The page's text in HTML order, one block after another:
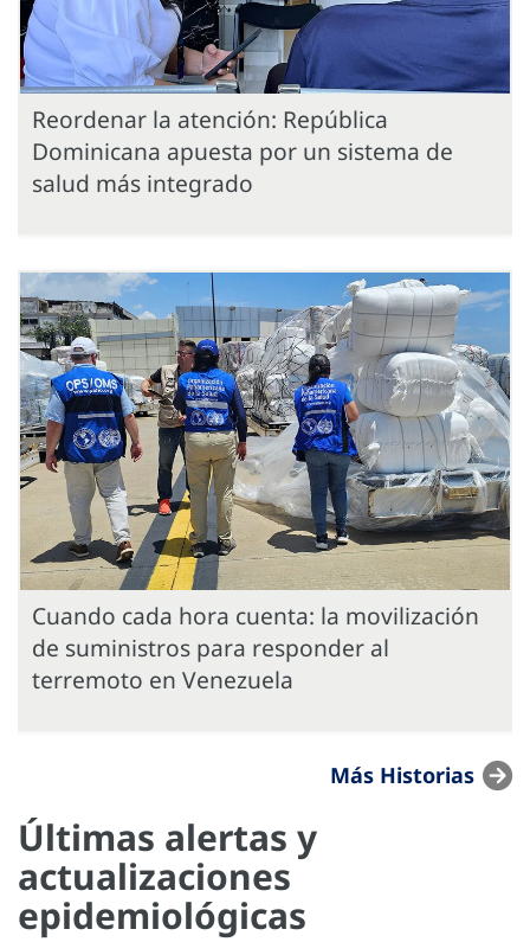
Reordenar la atención: República
Dominicana apuesta por un sistema de
salud más integrado
Cuando cada hora cuenta: la movilización
de suministros para responder al
terremoto en Venezuela
Más Historias
Últimas alertas y
actualizaciones
epidemiológicas